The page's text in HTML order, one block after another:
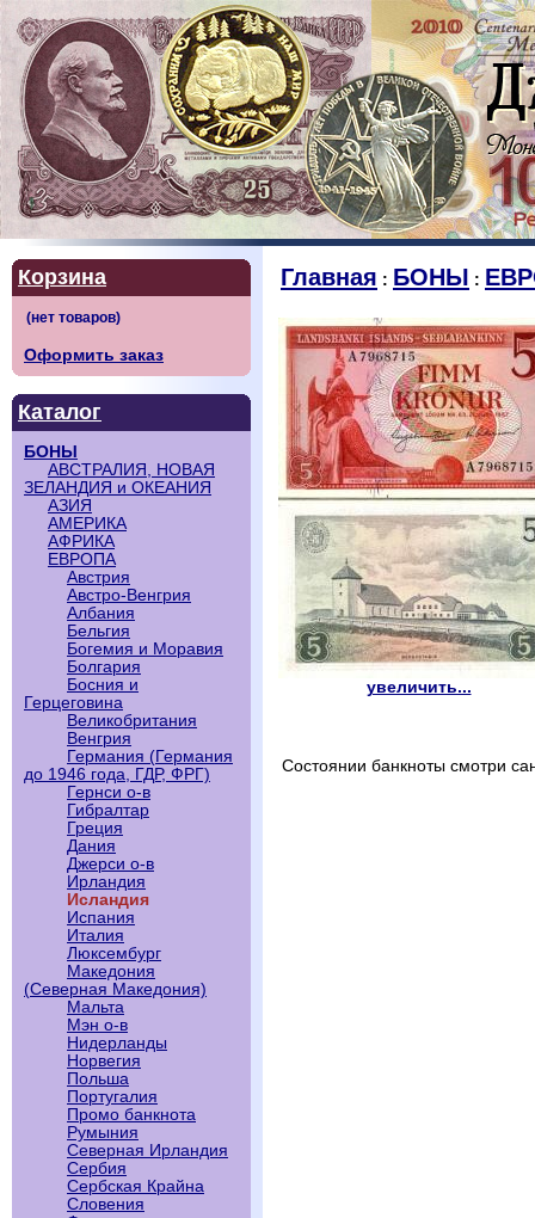
Корзина
Оформить заказ
Каталог
БОНЫ
АВСТРАЛИЯ, НОВАЯ
ЗЕЛАНДИЯ и ОКЕАНИЯ
АЗИЯ
АМЕРИКА
АФРИКА
ЕВРОПА
Австрия
Австро-Венгрия
Албания
Бельгия
Богемия и Моравия
Болгария
Босния и
Герцеговина
Великобритания
Венгрия
Германия (Германия
до 1946 года, ГДР, ФРГ)
Гернси о-в
Гибралтар
Греция
Дания
Джерси о-в
Ирландия
Исландия
Испания
Италия
Люксембург
Македония
(Северная Македония)
Мальта
Мэн о-в
Нидерланды
Норвегия
Польша
Португалия
Промо банкнота
Румыния
Северная Ирландия
Сербия
Сербская Крайна
Словения
Главная : БОНЫ :
увеличить...
Состоянии банкноты смотри